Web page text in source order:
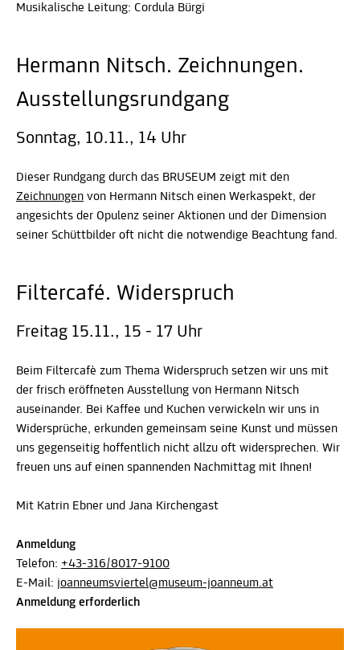
Musikalische Leitung: Cordula Bürgi
Hermann Nitsch. Zeichnungen.
Ausstellungsrundgang
Sonntag, 10.11., 14 Uhr
Dieser Rundgang durch das BRUSEUM zeigt mit den
Zeichnungen von Hermann Nitsch einen Werkaspekt, der
angesichts der Opulenz seiner Aktionen und der Dimension
seiner Schüttbilder oft nicht die notwendige Beachtung fand.
Filtercafé. Widerspruch
Freitag 15.11., 15 - 17 Uhr
Beim Filtercafè zum Thema Widerspruch setzen wir uns mit
der frisch eröffneten Ausstellung von Hermann Nitsch
auseinander. Bei Kaffee und Kuchen verwickeln wir uns in
Widersprüche, erkunden gemeinsam seine Kunst und müssen
uns gegenseitig hoffentlich nicht allzu oft widersprechen. Wir
freuen uns auf einen spannenden Nachmittag mit Ihnen!
Mit Katrin Ebner und Jana Kirchengast
Anmeldung
Telefon: +43-316/8017-9100
E-Mail: joanneumsviertel@museum-joanneum.at
Anmeldung erforderlich